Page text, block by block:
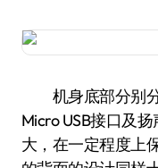
机身底部分别分
Micro USB接口及
大，在一定程度上